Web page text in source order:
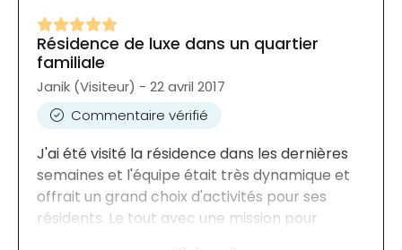
Résidence de luxe dans un quartier
familiale
Janik (Visiteur) - 22 avril 2017
Commentaire vérifié
J'ai été visité la résidence dans les dernières
semaines et l'équipe était très dynamique et
offrait un grand choix d'activités pour ses
résidents. Le tout avec une mission pour